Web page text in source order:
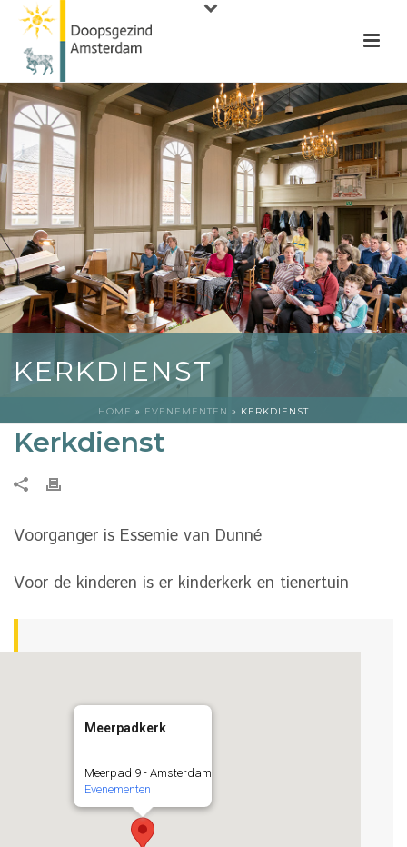
KERKDIENST
HOME » EVENEMENTEN » KERKDIENST
Kerkdienst
Voorganger is Essemie van Dunné
Voor de kinderen is er kinderkerk en tienertuin
Meerpadkerk
Meerpad 9 - Amsterdam
Evenementen